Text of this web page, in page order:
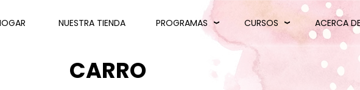
NUESTRA TIENDA PROGRAMAS CURSOS ACERCA
CARRO